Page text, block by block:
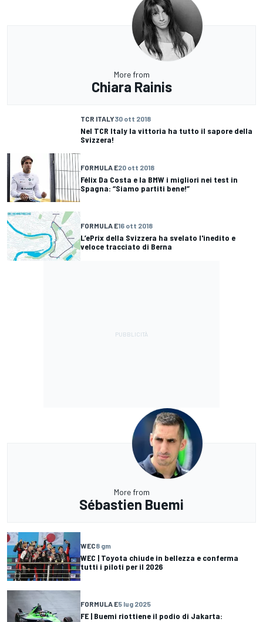
More from
Chiara Rainis
TCR ITALY30 ott 2018
Nel TCR Italy la vittoria ha tutto il sapore della
Svizzera!
FORMULA E20 ott 2018
Félix Da Costa e la BMW i migliori nei test in
Spagna: “Siamo partiti bene!”
FORMULA E16 ott 2018
L’ePrix della Svizzera ha svelato l'inedito e
veloce tracciato di Berna
More from
Sébastien Buemi
WEC8 gm
WEC | Toyota chiude in bellezza e conferma
tutti i piloti per il 2026
FORMULA E5 lug 2025
FE | Buemi riottiene il podio di Jakarta: